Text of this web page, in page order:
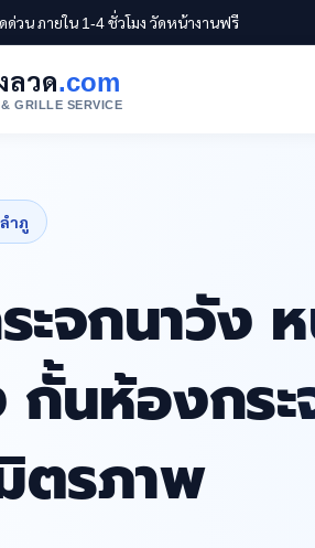
ด่วน ภายใน 1-4 ชั่วโมง วัดหน้างานฟรี
ลวด.com
GRILLE SERVICE
ำภู
จกนาวัง
นห้องกร
ตรภาพ